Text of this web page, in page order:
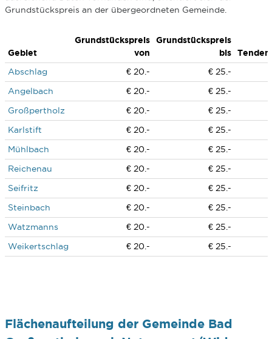
Grundstückspreis an der übergeordneten Gemeinde.
Gebiet
Grundstückspreis
von
Grundstückspreis
bis
Abschlag
€ 20.-
€ 25.-
Angelbach
€ 20.-
€ 25.-
Großpertholz
€ 20.-
€ 25.-
Karlstift
€ 20.-
€ 25.-
Mühlbach
€ 20.-
€ 25.-
Reichenau
€ 20.-
€ 25.-
Seifritz
€ 20.-
€ 25.-
Steinbach
€ 20.-
€ 25.-
Watzmanns
€ 20.-
€ 25.-
Weikertschlag
€ 20.- € 25.-
Flächenaufteilung der Gemeinde Bad